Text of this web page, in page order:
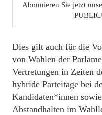
Abonnieren Sie jetzt
Dies gilt auch für die
von Wahlen der
Vertretungen in Zeiten
hybride Parteitage bei
Kandidaten*innen
Abstandhalten im